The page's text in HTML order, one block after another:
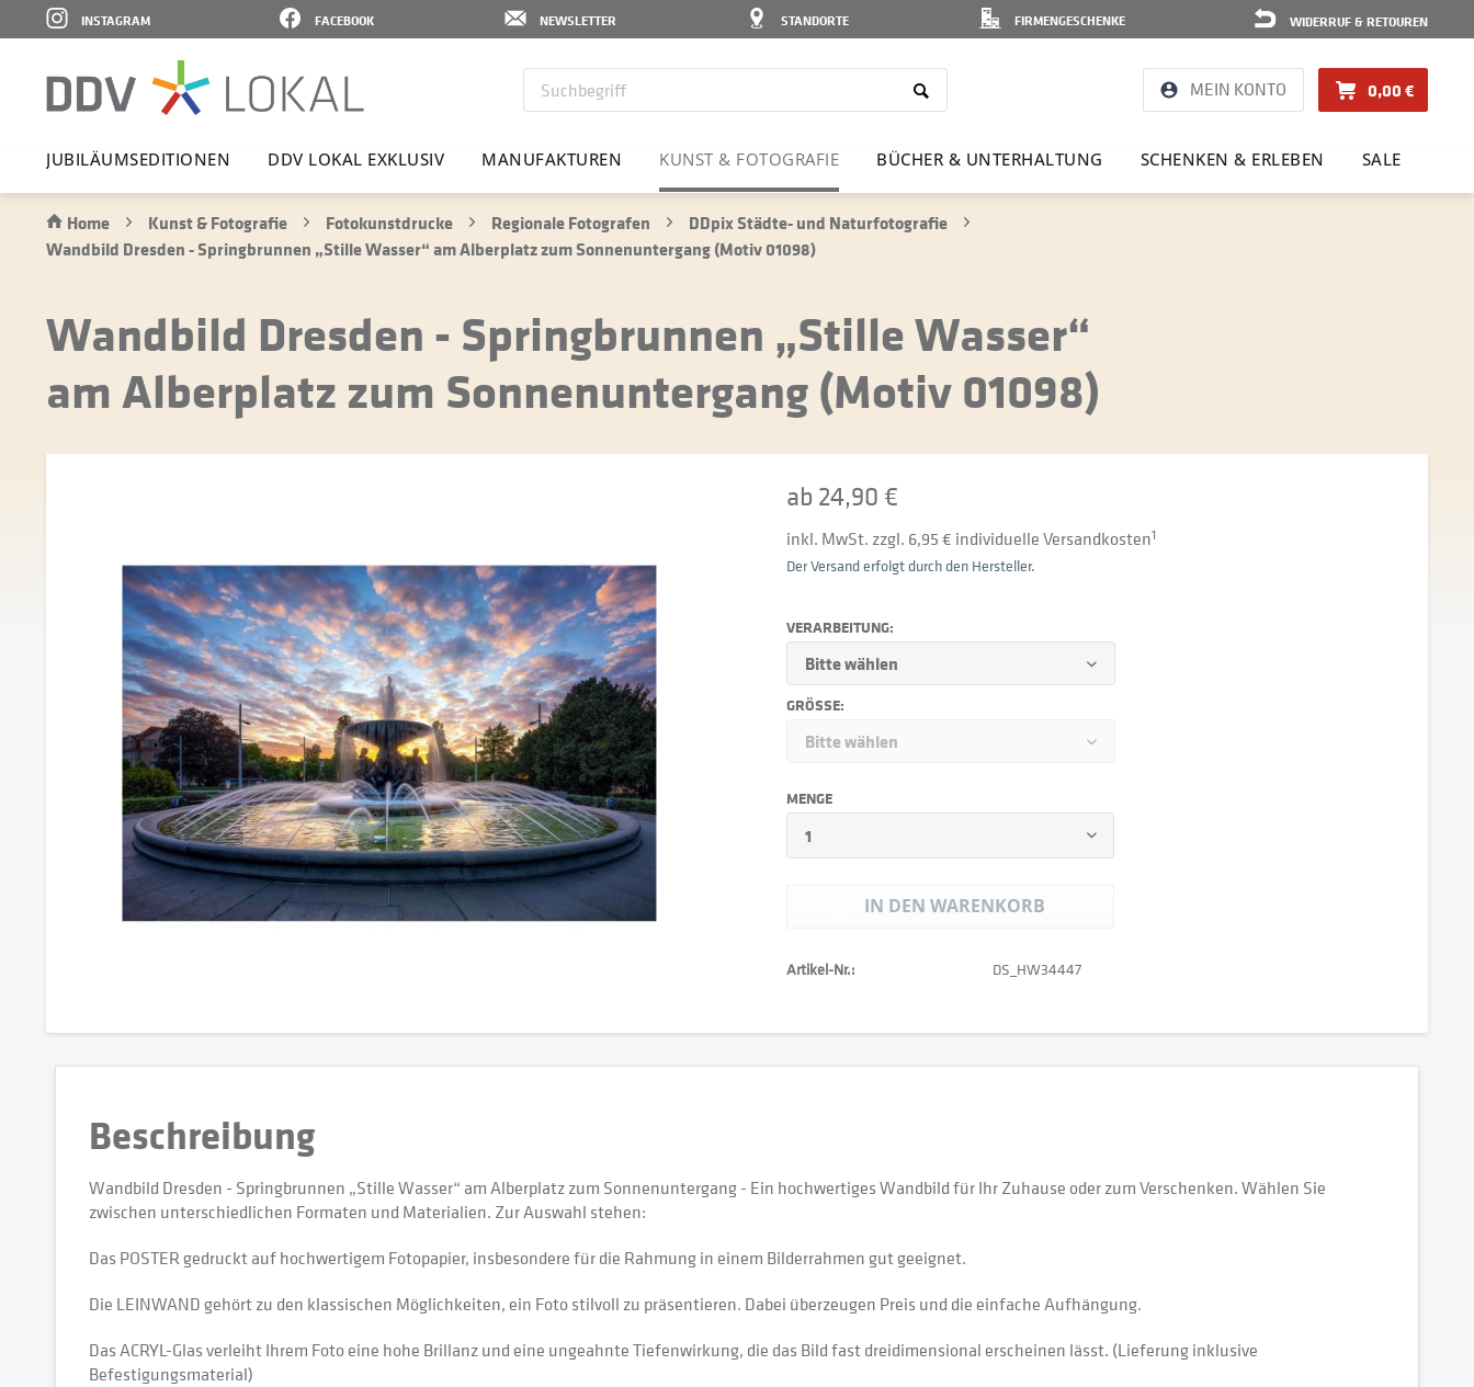
WIDERRUF & RETOUREN
FIRMENGESCHENKE
STANDORTE
NEWSLETTER
FACEBOOK
INSTAGRAM
MEIN KONTO 0,00 €
JUBI­LÄ­UMS­E­DI­TIONEN DDV LOKAL EXKLUSIV MANU­FAK­TUREN KUNST & FOTO­GRAFIE BÜCHER & UNTER­HAL­TUNG SCHENKEN & ERLEBEN SALE
Home Kunst & Fotografie Fotokunstdrucke Regionale Fotografen
DDpix Städte- und Naturfotografie
Wandbild Dresden - Springbrunnen „Stille Wasser“ am Alberplatz zum Sonnenuntergang (Motiv 01098)
Wandbild Dresden - Springbrunnen „Stille Wasser“
am Alberplatz zum Sonnenuntergang (Motiv 01098)
ab 24,90 €
inkl. MwSt. zzgl. 6,95 € individuelle Versandkosten1
Der Versand erfolgt durch den Hersteller.
VERARBEITUNG:
GRÖSSE:
MENGE
IN DEN WARENKORB
Artikel-Nr.: DS_HW34447
Beschreibung
Wandbild Dresden - Springbrunnen „Stille Wasser“ am Alberplatz zum Sonnenuntergang - Ein hochwertiges Wandbild für Ihr Zuhause oder zum Verschenken. Wählen Sie
zwischen unterschiedlichen Formaten und Materialien. Zur Auswahl stehen:
Das POSTER gedruckt auf hochwertigem Fotopapier, insbesondere für die Rahmung in einem Bilderrahmen gut geeignet.
Die LEINWAND gehört zu den klassischen Möglichkeiten, ein Foto stilvoll zu präsentieren. Dabei überzeugen Preis und die einfache Aufhängung.
Das ACRYL-Glas verleiht Ihrem Foto eine hohe Brillanz und eine ungeahnte Tiefenwirkung, die das Bild fast dreidimensional erscheinen lässt. (Lieferung inklusive
Befestigungsmaterial)